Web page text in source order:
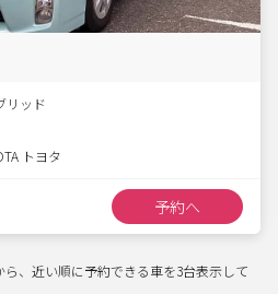
リッド
トヨタ
予約へ
、近い順に予約できる車を3台表示して